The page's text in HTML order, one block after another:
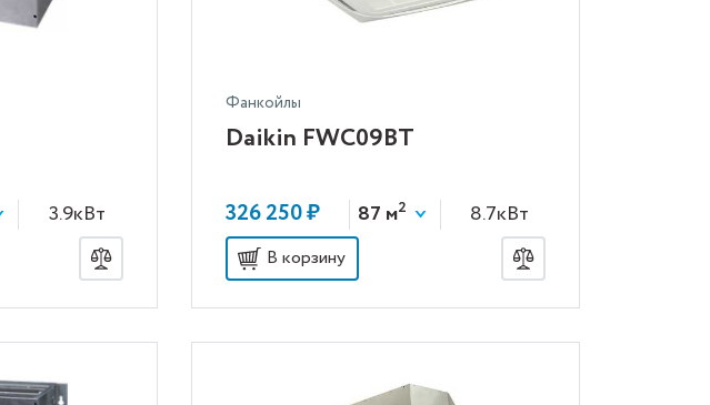
3.9кВт
Фанкойлы
Daikin FWC09BT
326 250 ₽ 87 м2 8.7кВт
В корзину